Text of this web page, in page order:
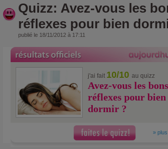
Quizz: Avez-vous les
réflexes pour bien
publié le 18/11/2012 à 17:11
j'ai fait 10/10 au quizz
Avez-vous les bons
réflexes pour bien
dormir ?
»